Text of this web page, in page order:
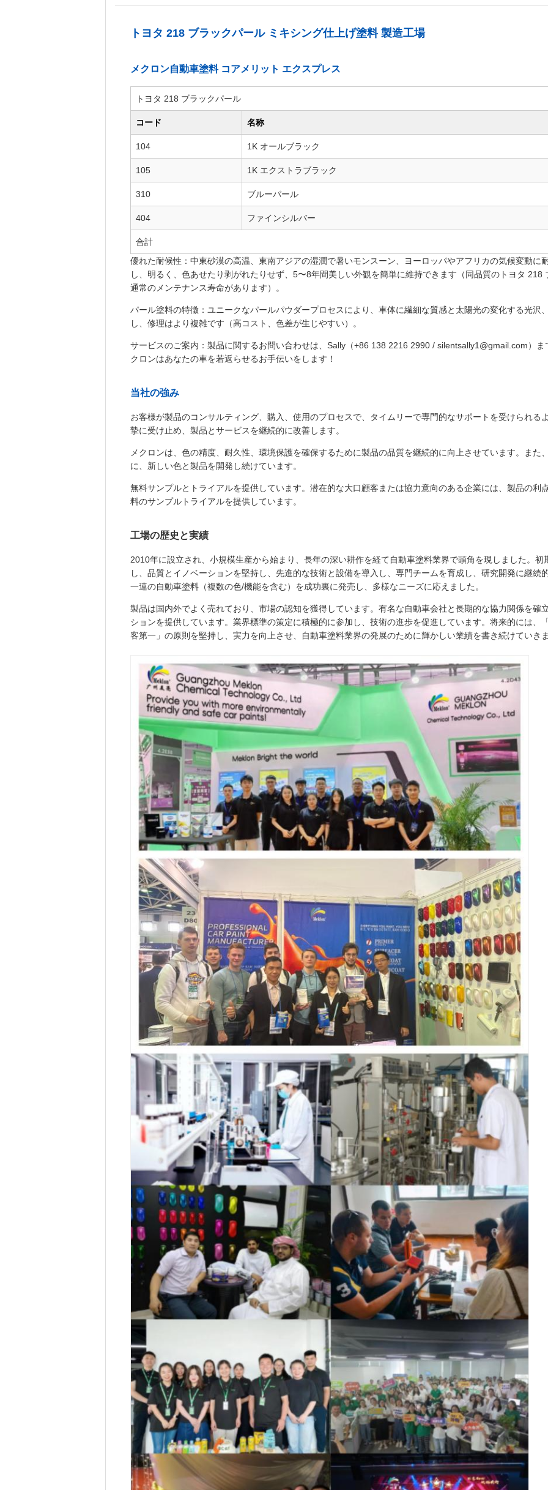
トヨタ 218 ブラックパール ミキシング仕上げ塗料 製造工場
メクロン自動車塗料 コアメリット エクスプレス
トヨタ 218 ブラックパール
コード 名称
104 1K オールブラック
105 1K エクストラブラック
310 ブルーパール
404 ファインシルバー
合計
優れた耐候性：中東砂漠の高温、東南アジアの湿潤で暑いモンスーン、ヨーロッパやアフリカの気候変動に
し、明るく、色あせたり剥がれたりせず、5〜8年間美しい外観を簡単に維持できます（同品質のトヨタ 218
通常のメンテナンス寿命があります）。
パール塗料の特徴：ユニークなパールパウダープロセスにより、車体に繊細な質感と太陽光の変化する光沢
し、修理はより複雑です（高コスト、色差が生じやすい）。
サービスのご案内：製品に関するお問い合わせは、Sally（+86 138 2216 2990 / silentsally1@gmail.com）
クロンはあなたの車を若返らせるお手伝いをします！
当社の強み
お客様が製品のコンサルティング、購入、使用のプロセスで、タイムリーで専門的なサポートを受けられる
摯に受け止め、製品とサービスを継続的に改善します。
メクロンは、色の精度、耐久性、環境保護を確保するために製品の品質を継続的に向上させています。また
に、新しい色と製品を開発し続けています。
無料サンプルとトライアルを提供しています。潜在的な大口顧客または協力意向のある企業には、製品の利
料のサンプルトライアルを提供しています。
工場の歴史と実績
2010年に設立され、小規模生産から始まり、長年の深い耕作を経て自動車塗料業界で頭角を現しました。
し、品質とイノベーションを堅持し、先進的な技術と設備を導入し、専門チームを育成し、研究開発に継続
一連の自動車塗料（複数の色/機能を含む）を成功裏に発売し、多様なニーズに応えました。
製品は国内外でよく売れており、市場の認知を獲得しています。有名な自動車会社と長期的な協力関係を確
ションを提供しています。業界標準の策定に積極的に参加し、技術の進歩を促進しています。将来的には、
客第一」の原則を堅持し、実力を向上させ、自動車塗料業界の発展のために輝かしい業績を書き続けていき